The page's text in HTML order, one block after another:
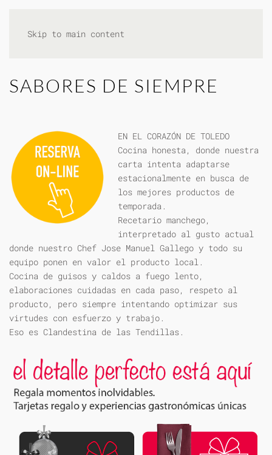
Skip to main content
SABORES DE SIEMPRE
EN EL CORAZÓN DE TOLEDO
Cocina honesta, donde nuestra
carta intenta adaptarse
estacionalmente en busca de
los mejores productos de
temporada.
Recetario manchego,
interpretado al gusto actual
donde nuestro Chef Jose Manuel Gallego y todo su
equipo ponen en valor el producto local.
Cocina de guisos y caldos a fuego lento,
elaboraciones cuidadas en cada paso, respeto al
producto, pero siempre intentando optimizar sus
virtudes con esfuerzo y trabajo.
Eso es Clandestina de las Tendillas.